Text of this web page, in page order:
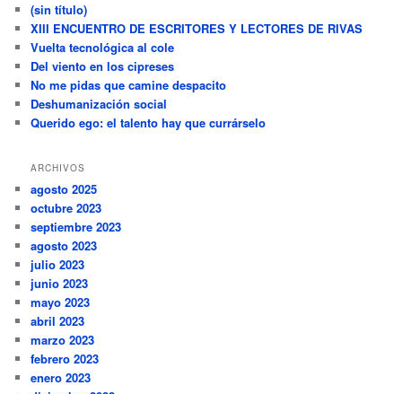
(sin título)
XIII ENCUENTRO DE ESCRITORES Y LECTORES DE RIVAS
Vuelta tecnológica al cole
Del viento en los cipreses
No me pidas que camine despacito
Deshumanización social
Querido ego: el talento hay que currárselo
ARCHIVOS
agosto 2025
octubre 2023
septiembre 2023
agosto 2023
julio 2023
junio 2023
mayo 2023
abril 2023
marzo 2023
febrero 2023
enero 2023